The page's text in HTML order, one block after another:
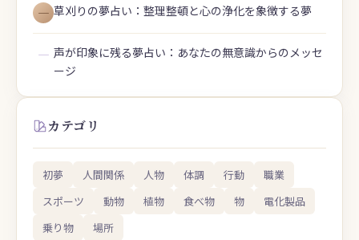
― 草刈りの夢占い：整理整頓と心の浄化を象徴する夢
― 声が印象に残る夢占い：あなたの無意識からのメッセ
ージ
カテゴリ
初夢 人間関係 人物 体調 行動
職業
スポーツ
動物 植物 食べ物 物
電化製品
乗り物
場所